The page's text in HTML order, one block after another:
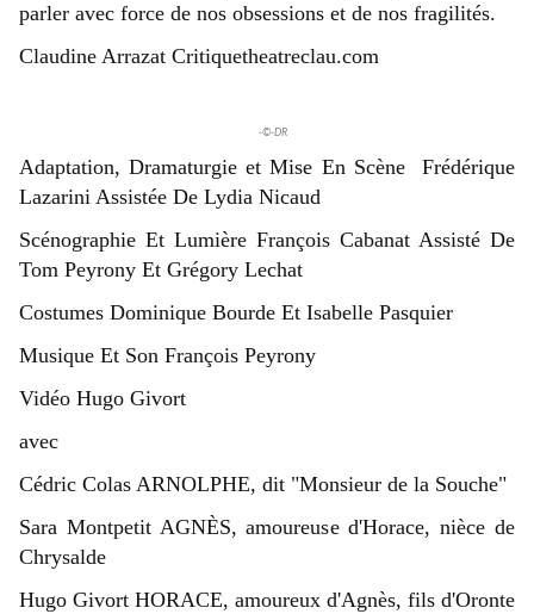
parler avec force de nos obsessions et de nos fragilités.
Claudine Arrazat Critiquetheatreclau.com
-©-DR
Adaptation, Dramaturgie et Mise En Scène Frédérique
Lazarini Assistée De Lydia Nicaud
Scénographie Et Lumière François Cabanat Assisté De
Tom Peyrony Et Grégory Lechat
Costumes Dominique Bourde Et Isabelle Pasquier
Musique Et Son François Peyrony
Vidéo Hugo Givort
avec
Cédric Colas ARNOLPHE, dit "Monsieur de la Souche"
Sara Montpetit AGNÈS, amoureuse d'Horace, nièce de
Chrysalde
Hugo Givort HORACE, amoureux d'Agnès, fils d'Oronte